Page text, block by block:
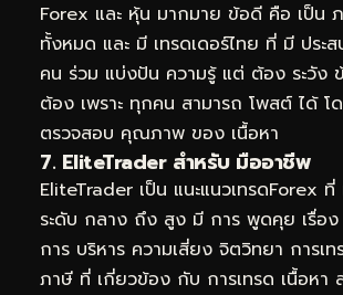
Forex และ หุ้น มากมาย ข้อดี คือ เป็น
ทั้งหมด และ มี เทรดเดอร์ไทย ที่ มี ประ
คน ร่วม แบ่งปัน ความรู้ แต่ ต้อง ระวัง
ต้อง เพราะ ทุกคน สามารถ โพสต์ ได้ โ
ตรวจสอบ คุณภาพ ของ เนื้อหา
7. EliteTrader สำหรับ มืออาชีพ
EliteTrader เป็น แนะแนวเทรดForex ที่
ระดับ กลาง ถึง สูง มี การ พูดคุย เรื่อ
การ บริหาร ความเสี่ยง จิตวิทยา การเท
ภาษี ที่ เกี่ยวข้อง กับ การเทรด เนื้อหา